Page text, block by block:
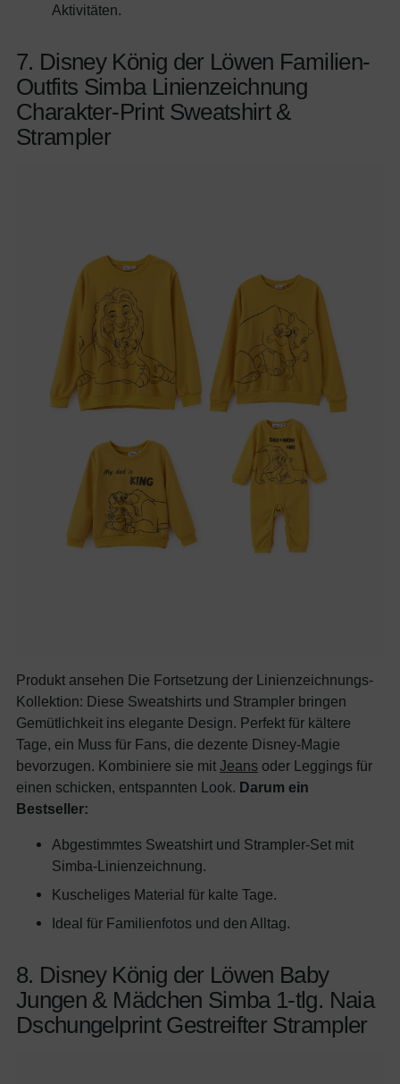
Aktivitäten.
7. Disney König der Löwen Familien-
Outfits Simba Linienzeichnung
Charakter-Print Sweatshirt &
Strampler
Produkt ansehen Die Fortsetzung der Linienzeichnungs-
Kollektion: Diese Sweatshirts und Strampler bringen
Gemütlichkeit ins elegante Design. Perfekt für kältere
Tage, ein Muss für Fans, die dezente Disney-Magie
bevorzugen. Kombiniere sie mit Jeans oder Leggings für
einen schicken, entspannten Look. Darum ein
Bestseller:
Abgestimmtes Sweatshirt und Strampler-Set mit
Simba-Linienzeichnung.
Kuscheliges Material für kalte Tage.
Ideal für Familienfotos und den Alltag.
8. Disney König der Löwen Baby
Jungen & Mädchen Simba 1-tlg. Naia
Dschungelprint Gestreifter Strampler